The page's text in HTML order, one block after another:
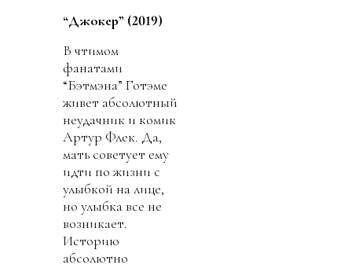
“Джокер” (2019)
В чтимом
фанатами
“Бэтмэна” Готэме
живет абсолютный
неудачник и комик
Артур Флек. Да,
мать советует ему
идти по жизни с
улыбкой на лице,
но улыбка все не
возникает.
Историю
абсолютно